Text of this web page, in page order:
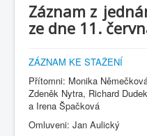
Záznam z
ze dne 11.
ZÁZNAM KE STAŽENÍ
Přítomni: Monika
Zdeněk Nytra, Richard
a Irena Špačková
Omluveni: Jan Aulický